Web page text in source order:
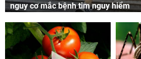
nguy cơ mắc bệnh tim nguy hiểm